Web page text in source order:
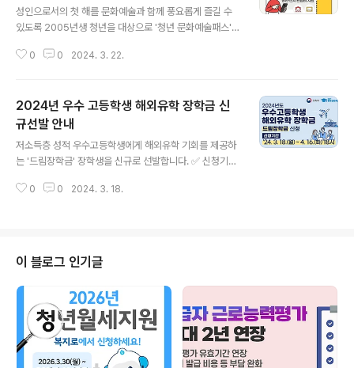
성인으로서의 첫 해를 문화예술과 함께 풍요롭게 즐길 수
있도록 2005년생 청년을 대상으로 '청년 문화예술패스'를
✅ 발급기간 : 2024년 3월 28일(목)부터 ✅ 지원금액 : 1
아보세요😀 출처 : 문화체육관광부
0 0 2024. 3. 22.
2024년 우수 고등학생 해외유학 장학금 신
규선발 안내
저소득층 성적 우수고등학생에게 해외유학 기회를 제공하
는 '드림장학금' 장학생을 신규로 선발합니다. ✅ 신청기간
4년 현재 국내 고등학교 2학년 또는 3학년 재학생 (총 30
스에서 자세한 내용을 알아보세요! 출처 : 교육부, 한국장학
재단
0 0 2024. 3. 18.
이 블로그 인기글